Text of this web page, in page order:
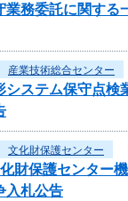
業務委託に関する
産業技術総合センター
システム保守点検
文化財保護センター
財保護センター
入札公告